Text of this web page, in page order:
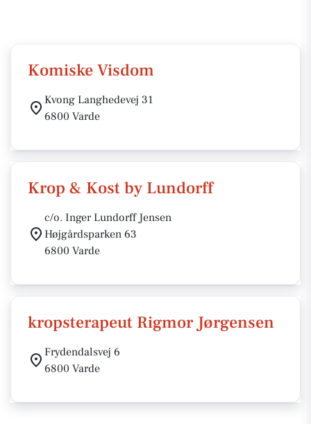
Komiske Visdom
Kvong Langhedevej 31
6800 Varde
Krop & Kost by Lundorff
c/o. Inger Lundorff Jensen
Højgårdsparken 63
6800 Varde
kropsterapeut Rigmor Jørgensen
Frydendalsvej 6
6800 Varde